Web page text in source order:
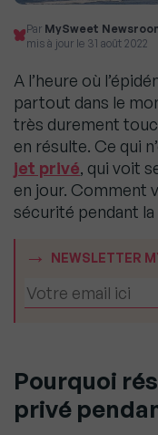
Par MySweet
mis à jour le 31 août 2022
A l’heure où
partout dans le
très durement
en résulte. Ce qui
jet privé, qui voit
en jour. Comment
sécurité pendant
NEWSLETTER
Pourquoi
privé